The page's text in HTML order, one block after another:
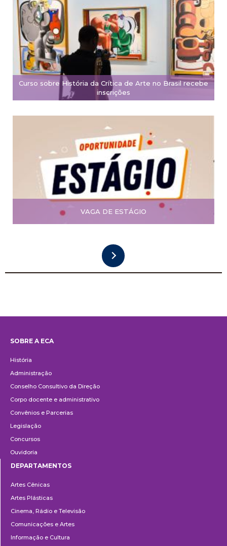
Curso sobre História da Crítica de Arte no Brasil recebe
inscrições
VAGA DE ESTÁGIO
SOBRE A ECA
História
Administração
Conselho Consultivo da Direção
Corpo docente e administrativo
Convênios e Parcerias
Legislação
Concursos
Ouvidoria
DEPARTAMENTOS
Artes Cênicas
Artes Plásticas
Cinema, Rádio e Televisão
Comunicações e Artes
Informação e Cultura